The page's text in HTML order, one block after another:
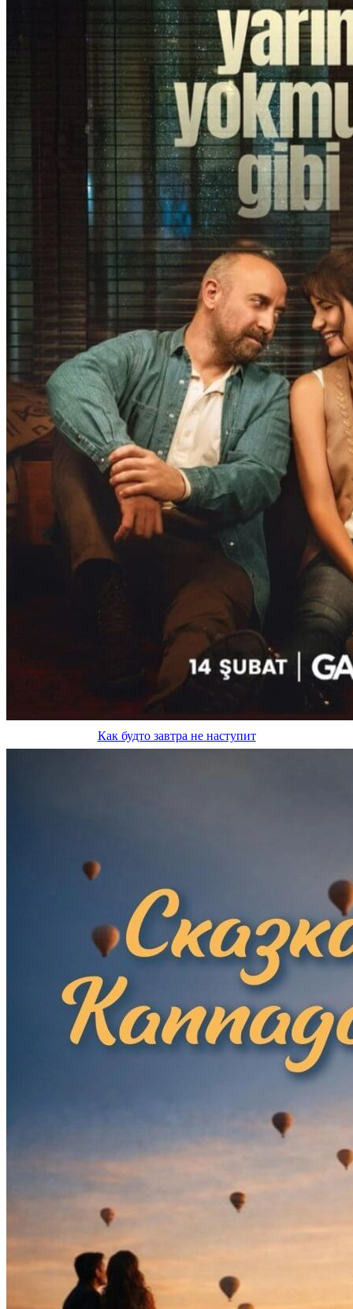
Как будто завтра не наступит